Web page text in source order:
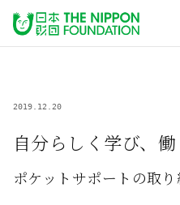
2019.12.20
自分らしく学び、
ポケットサポートの取り